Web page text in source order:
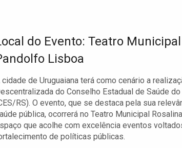
do Evento: Teatro
Lisboa
cidade de Uruguaiana terá como cenário a
do Conselho Estadual de Saúde do
RS). O evento, que se destaca pela sua
pública, ocorrerá no Teatro Municipal
que acolhe com excelência eventos
de políticas públicas.